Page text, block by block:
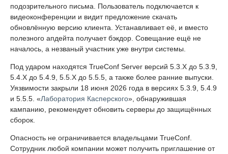
подозрительного письма. Пользователь подключается к
видеоконференции и видит предложение скачать
обновлённую версию клиента. Устанавливает её, и вместо
полезного апдейта получает бэкдор. Совещание ещё не
началось, а незваный участник уже внутри системы.
Под ударом находятся TrueConf Server версий 5.3.X до 5.3.9,
5.4.X до 5.4.9, 5.5.X до 5.5.5, а также более ранние выпуски.
Уязвимости закрыли 18 июня 2026 года в версиях 5.3.9, 5.4.9
и 5.5.5. «Лаборатория Касперского», обнаружившая
кампанию, рекомендует обновить серверы до защищённых
сборок.
Опасность не ограничивается владельцами TrueConf.
Сотрудник любой компании может получить приглашение от